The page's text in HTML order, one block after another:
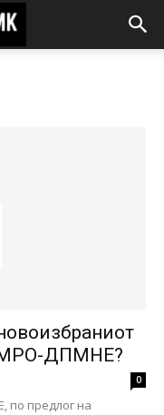
ДПМНЕ?
0
по предлог на